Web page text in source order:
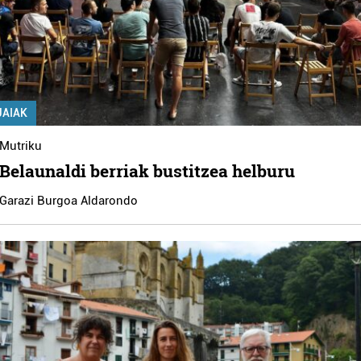
berriak bustitzea helburu
Burgoa Aldarondo